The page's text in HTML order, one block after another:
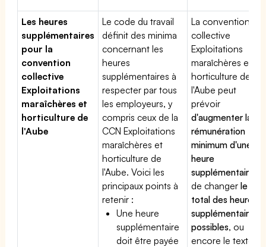
Les heures
supplémentaires
pour la
convention
collective
Exploitations
maraîchères et
horticulture de
l'Aube
Le code du travail
définit des minima
concernant les
heures
supplémentaires à
respecter par tous
les employeurs, y
compris ceux de la
CCN Exploitations
maraîchères et
horticulture de
l'Aube. Voici les
principaux points à
retenir :
Une heure
supplémentaire
doit être payée
La convention
collective
Exploitations
maraîchères et
horticulture de
l'Aube peut
prévoir
d'augmenter la
rémunération
minimum d'une
heure
supplémentaire
de changerle
total des heures
supplémentaires
possibles, ou
encore le texte